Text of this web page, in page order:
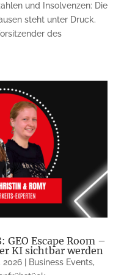
und Insolvenzen: Die
steht unter Druck.
des
Escape Room –
KI sichtbar werden
2026| Business Events,